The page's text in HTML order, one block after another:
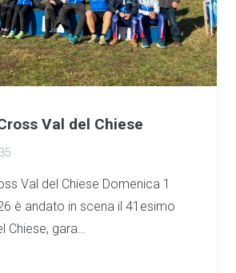
Val del Chiese
Val del Chiese Domenica 1
è andato in scena il 41esimo
Chiese, gara…